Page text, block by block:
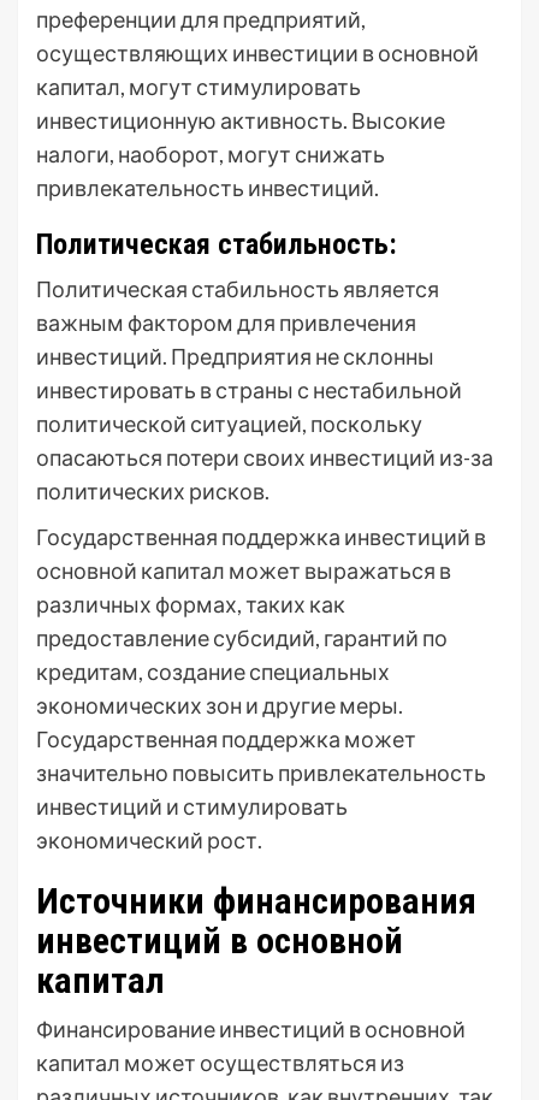
преференции для предприятий,
осуществляющих инвестиции в основной
капитал, могут стимулировать
инвестиционную активность. Высокие
налоги, наоборот, могут снижать
привлекательность инвестиций.
Политическая стабильность:
Политическая стабильность является
важным фактором для привлечения
инвестиций. Предприятия не склонны
инвестировать в страны с нестабильной
политической ситуацией, поскольку
опасаються потери своих инвестиций из-за
политических рисков.
Государственная поддержка инвестиций в
основной капитал может выражаться в
различных формах, таких как
предоставление субсидий, гарантий по
кредитам, создание специальных
экономических зон и другие меры.
Государственная поддержка может
значительно повысить привлекательность
инвестиций и стимулировать
экономический рост.
Источники финансирования
инвестиций в основной
капитал
Финансирование инвестиций в основной
капитал может осуществляться из